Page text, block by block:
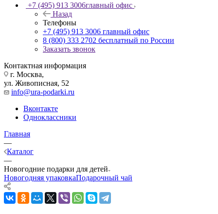
+7 (495) 913 3006главный офис
Назад
Телефоны
+7 (495) 913 3006 главный офис
8 (800) 333 2702 бесплатный по России
Заказать звонок
Контактная информация
г. Москва,
ул. Живописная, 52
info@ura-podarki.ru
Вконтакте
Одноклассники
Главная
—
Каталог
—
Новогодние подарки для детей
Новогодняя упаковкаПодарочный чай